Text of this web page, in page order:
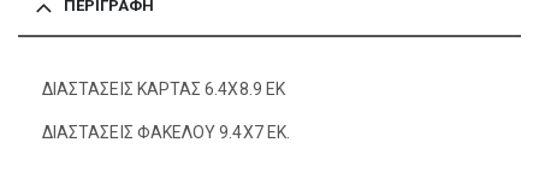
ΠΕΡΙΓΡΑΦΉ
ΔΙΑΣΤΑΣΕΙΣ ΚΑΡΤΑΣ 6.4Χ8.9 ΕΚ
ΔΙΑΣΤΑΣΕΙΣ ΦΑΚΕΛΟΥ 9.4Χ7 ΕΚ.